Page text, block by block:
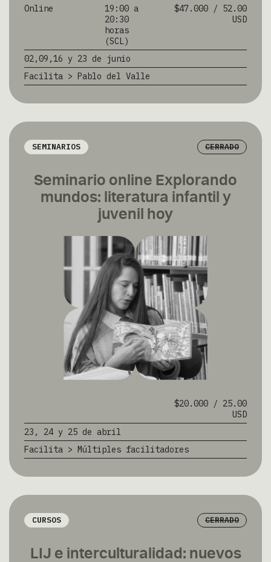
Online
19:00 a
20:30
horas
(SCL)
$47.000 / 52.00
USD
02,09,16 y 23 de junio
Facilita > Pablo del Valle
SEMINARIOS CERRADO
Seminario online Explorando
mundos: literatura infantil y
juvenil hoy
$20.000 / 25.00
USD
23, 24 y 25 de abril
Facilita > Múltiples facilitadores
CURSOS CERRADO
LIJ e interculturalidad: nuevos